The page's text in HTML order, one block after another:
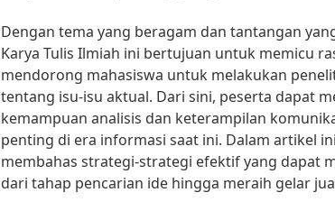
Dengan tema yang beragam dan tantangan
Karya Tulis Ilmiah ini bertujuan untuk memicu
mendorong mahasiswa untuk melakukan
tentang isu-isu aktual. Dari sini, peserta dapat
kemampuan analisis dan keterampilan
penting di era informasi saat ini. Dalam artikel
membahas strategi-strategi efektif yang dapat
dari tahap pencarian ide hingga meraih gelar